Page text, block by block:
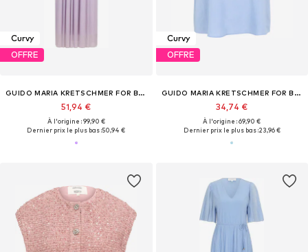
Curvy
OFFRE
GUIDO MARIA KRETSCHMER FOR BRIDGERTON
51,94 €
À l'origine : 99,90 €
Dernier prix le plus bas :50,94 €
Curvy
OFFRE
GUIDO MARIA KRETSCHMER FOR BRIDGERTON
34,74 €
À l'origine : 69,90 €
Dernier prix le plus bas :23,96 €